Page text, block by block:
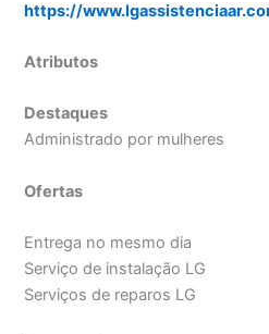
https://
Atributos
Destaques
Administrado por mulheres
Ofertas
Entrega no mesmo dia
Serviço de instalação LG
Serviços de reparos LG